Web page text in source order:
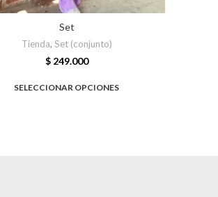
Set
Tienda, Set (conjunto)
$249.000
SELECCIONAR OPCIONES